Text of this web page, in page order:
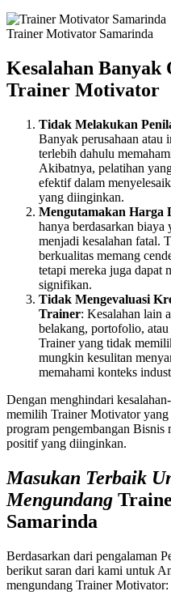
Trainer Motivator Samarinda
Kesalahan
Trainer Motivator
Tidak Melakukan
Banyak perusahaan atau
terlebih dahulu
Akibatnya, pelatihan
efektif dalam
yang diinginkan.
Mengutamakan Harga
hanya berdasarkan
menjadi kesalahan fatal.
berkualitas memang
tetapi mereka juga dapat
signifikan.
Tidak Mengevaluasi
Trainer: Kesalahan lain
belakang, portofolio,
Trainer yang tidak
mungkin kesulitan
memahami konteks
Dengan menghindari
memilih Trainer Motivator yang
program pengembangan Bisnis
positif yang diinginkan.
Masukan Terbaik
Mengundang
Samarinda
Berdasarkan dari pengalaman
berikut saran dari kami untuk
mengundang Trainer Motivator: